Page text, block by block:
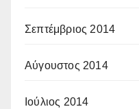
Σεπτέμβριος 2014
Αύγουστος 2014
Ιούλιος 2014